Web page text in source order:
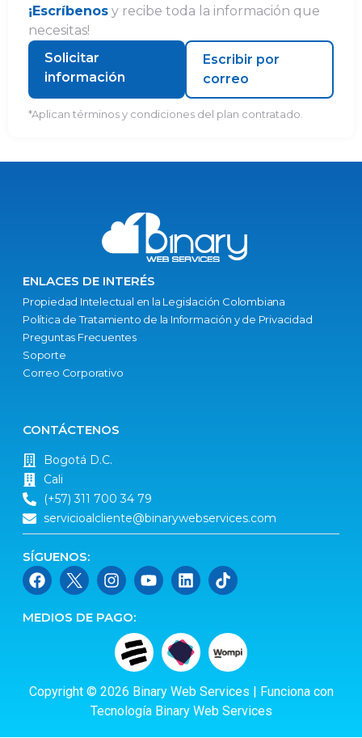
¡Escríbenos y recibe toda la información que
necesitas!
Solicitar
información
Escribir por
correo
*Aplican términos y condiciones del plan contratado.
ENLACES DE INTERÉS
Propiedad Intelectual en la Legislación Colombiana
Política de Tratamiento de la Información y de Privacidad
Preguntas Frecuentes
Soporte
Correo Corporativo
CONTÁCTENOS
Bogotá D.C.
Cali
(+57) 311 700 34 79
servicioalcliente@binarywebservices.com
SÍGUENOS:
MEDIOS DE PAGO:
Copyright © 2026 Binary Web Services | Funciona con
Tecnología Binary Web Services